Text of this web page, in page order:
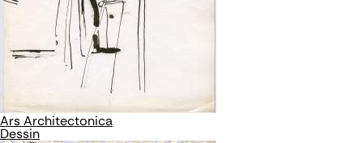
Ars Architectonica
Dessin